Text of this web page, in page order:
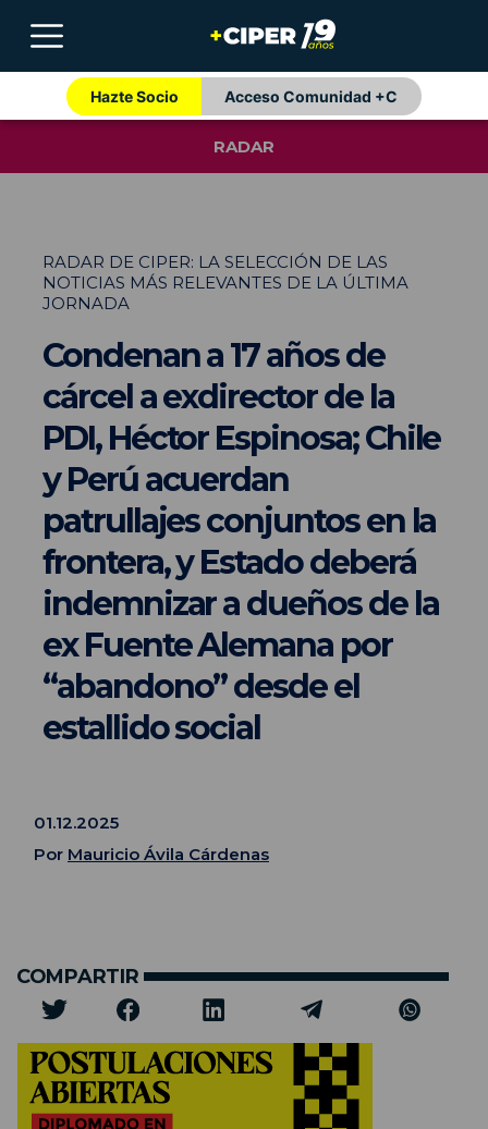
Hazte Socio Acceso Comunidad +C
RADAR
RADAR DE CIPER: LA SELECCIÓN DE LAS
NOTICIAS MÁS RELEVANTES DE LA ÚLTIMA
JORNADA
Condenan a 17 años de
cárcel a exdirector de la
PDI, Héctor Espinosa; Chile
y Perú acuerdan
patrullajes conjuntos en la
frontera, y Estado deberá
indemnizar a dueños de la
ex Fuente Alemana por
“abandono” desde el
estallido social
01.12.2025
Por Mauricio Ávila Cárdenas
COMPARTIR